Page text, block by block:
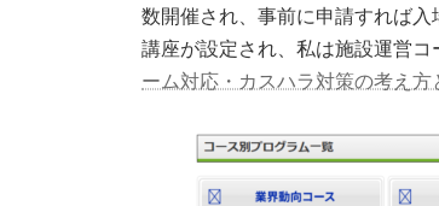
数開催され、事前に申請すれば
講座が設定され、私は施設運営
ーム対応・カスハラ対策の考え方